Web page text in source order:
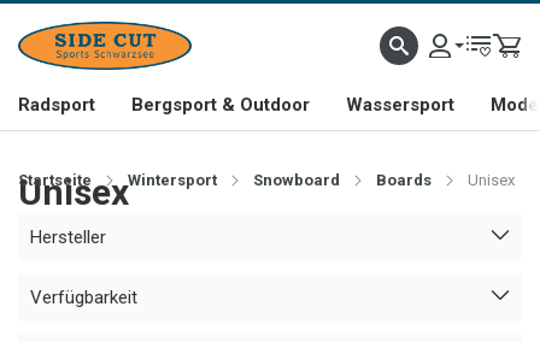
Radsport Bergsport & Outdoor Wassersport
Startseite Wintersport Snowboard Boards Unisex
Unisex
Hersteller
Verfügbarkeit